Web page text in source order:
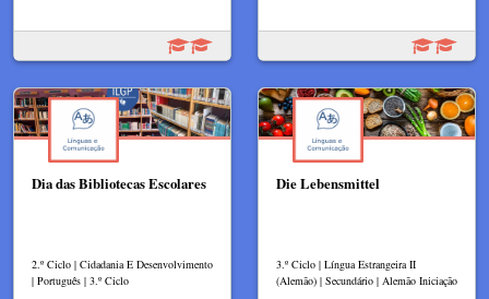
Dia das Bibliotecas Escolares
2.º Ciclo | Cidadania E Desenvolvimento
| Português | 3.º Ciclo
Die Lebensmittel
3.º Ciclo | Língua Estrangeira II
(Alemão) | Secundário | Alemão Iniciação